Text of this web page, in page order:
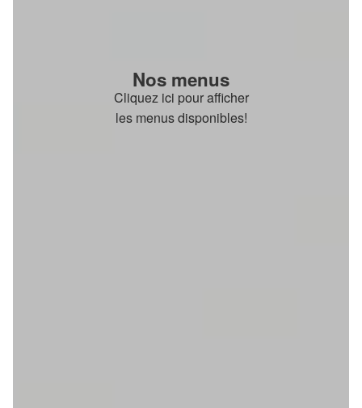
Nos menus
Cliquez ici pour afficher
les menus disponibles!